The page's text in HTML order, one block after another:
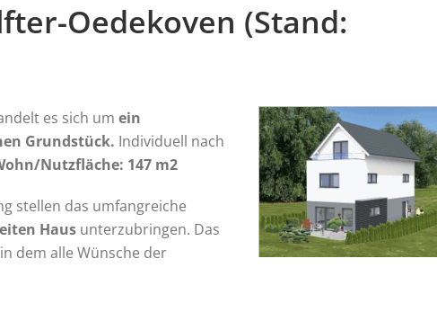
Oedekoven (Stand:
es sich um ein
Grundstück. Individuell nach
Nutzfläche: 147 m2
stellen das umfangreiche
Haus unterzubringen. Das
dem alle Wünsche der